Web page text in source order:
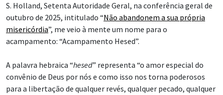
S. Holland, Setenta Autoridade Geral, na conferência geral de
outubro de 2025, intitulado “Não abandonem a sua própria
misericórdia”, me veio à mente um nome para o
acampamento: “Acampamento Hesed”.
A palavra hebraica “hesed” representa “o amor especial do
convênio de Deus por nós e como isso nos torna poderosos
para a libertação de qualquer revés, qualquer pecado, qualquer